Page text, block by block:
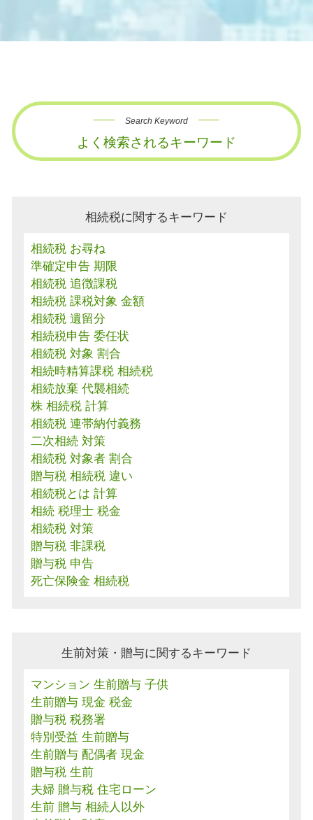
Search Keyword
よく検索されるキーワード
相続税に関するキーワード
相続税 お尋ね
準確定申告 期限
相続税 追徴課税
相続税 課税対象 金額
相続税 遺留分
相続税申告 委任状
相続税 対象 割合
相続時精算課税 相続税
相続放棄 代襲相続
株 相続税 計算
相続税 連帯納付義務
二次相続 対策
相続税 対象者 割合
贈与税 相続税 違い
相続税とは 計算
相続 税理士 税金
相続税 対策
贈与税 非課税
贈与税 申告
死亡保険金 相続税
生前対策・贈与に関するキーワード
マンション 生前贈与 子供
生前贈与 現金 税金
贈与税 税務署
特別受益 生前贈与
生前贈与 配偶者 現金
贈与税 生前
夫婦 贈与税 住宅ローン
生前 贈与 相続人以外